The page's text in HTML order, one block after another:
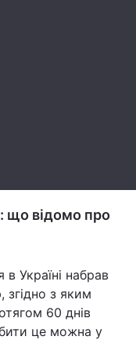
що відомо про
Україні набрав
згідно з яким
60 днів
це можна у